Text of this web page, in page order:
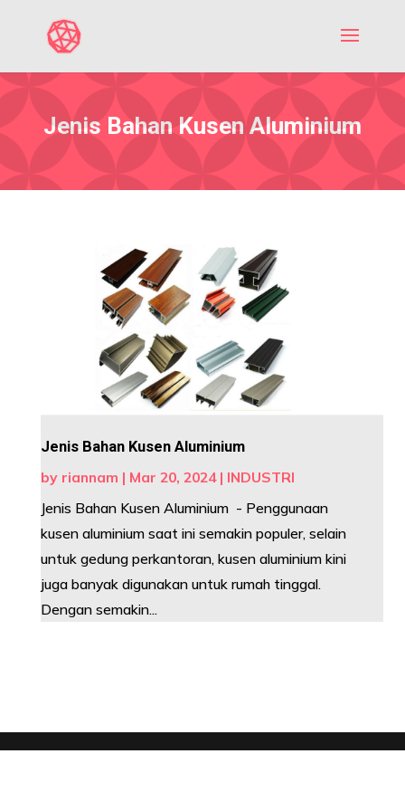
Jenis Bahan Kusen Aluminium
Jenis Bahan Kusen Aluminium
by riannam | Mar 20, 2024| INDUSTRI
Jenis Bahan Kusen Aluminium - Penggunaan
kusen aluminium saat ini semakin populer, selain
untuk gedung perkantoran, kusen aluminium kini
juga banyak digunakan untuk rumah tinggal.
Dengan semakin...